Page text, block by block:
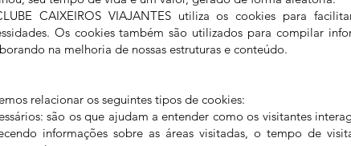
CAIXEIROS VIAJANTES utiliza os cookies para
Os cookies também são utilizados para compilar
na melhoria de nossas estruturas e conteúdo.
relacionar os seguintes tipos de cookies:
são os que ajudam a entender como os visitantes
informações sobre as áreas visitadas, o tempo de